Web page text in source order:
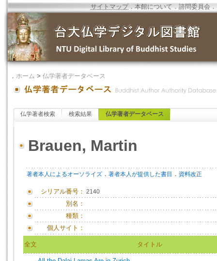
サイトマップ．本館について ．諮問委員会 ．
． ホーム > 仏学著者データベース
仏学著者検索 検索結果 仏学著者データベース
Brauen, Martin
著者本人によるオーソライズ ． 著者本人が提供した書目 ． 資料改正
シリアル番号： 2140
別名：
種類：
個人サイト：
全文 タイトル